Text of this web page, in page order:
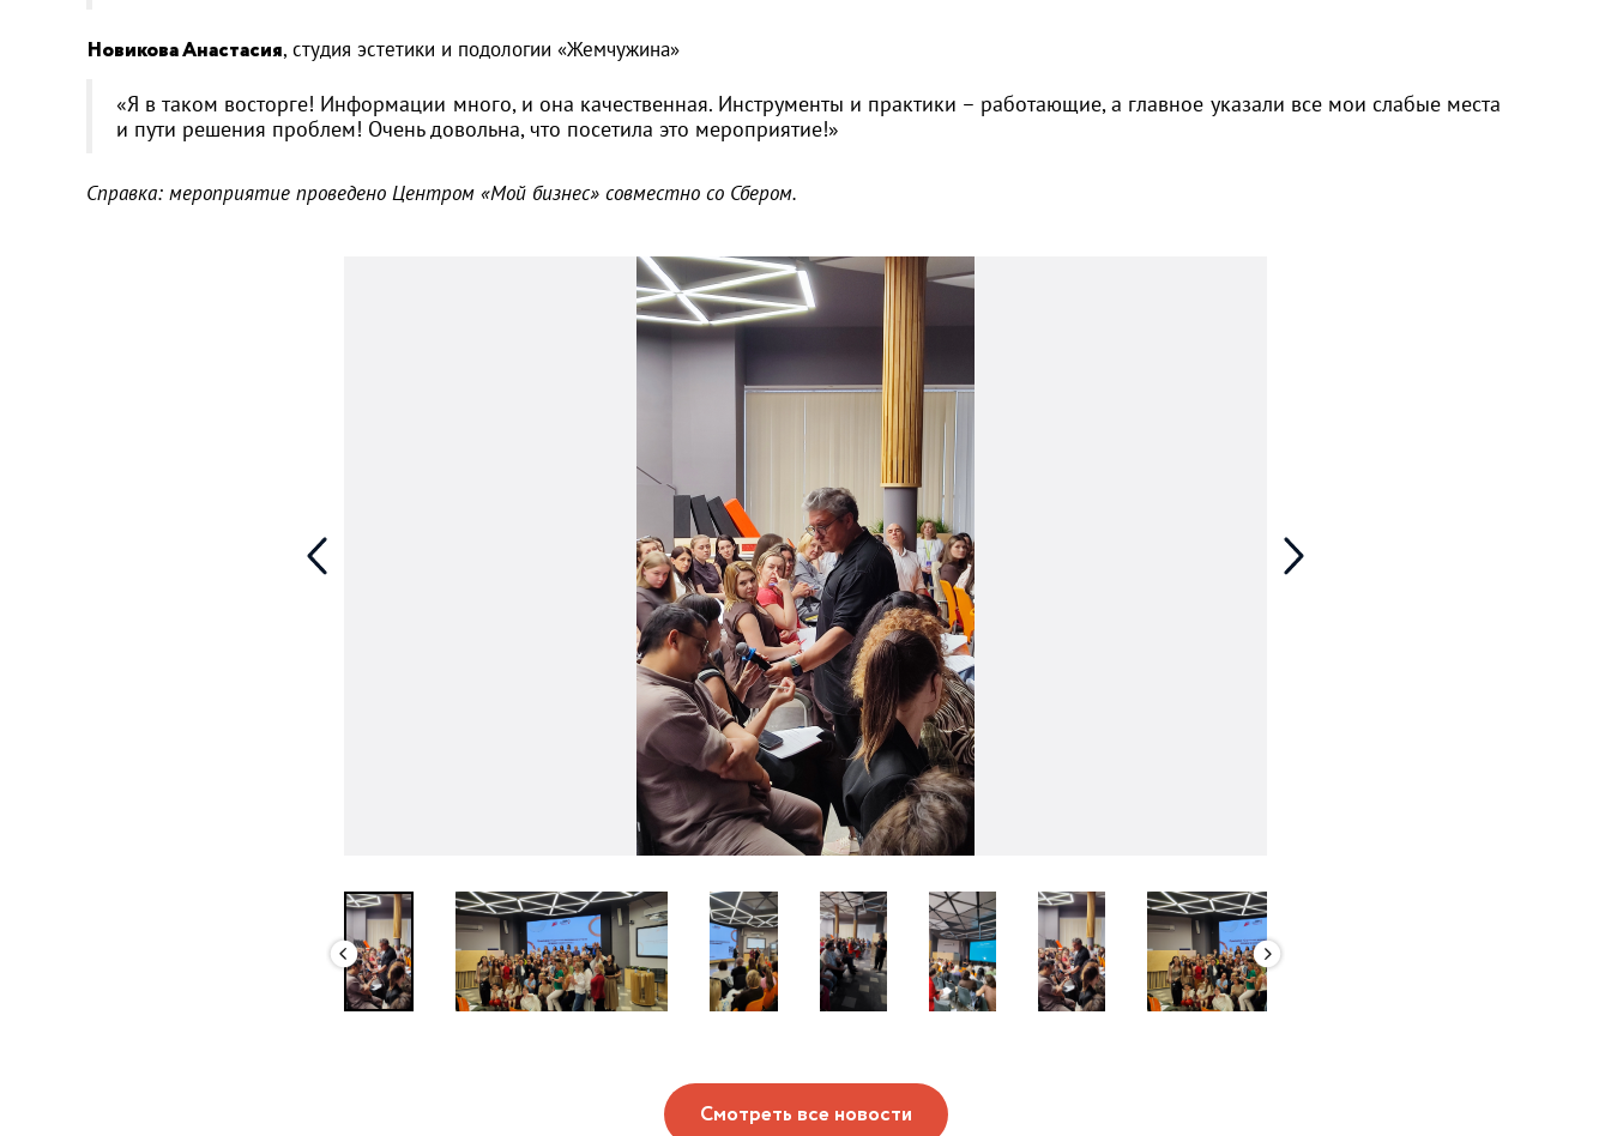
Новикова Анастасия, студия эстетики и подологии «Жемчужина»
«Я в таком восторге! Информации много, и она качественная. Инструменты и практики – работающие, а главное указали все мои слабые места
и пути решения проблем! Очень довольна, что посетила это мероприятие!»
Справка: мероприятие проведено Центром «Мой бизнес» совместно со Сбером.
Смотреть все новости